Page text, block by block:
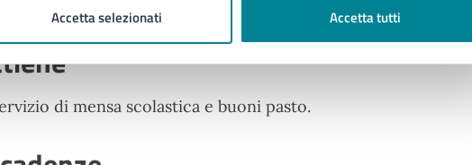
Accetta selezionati Accetta tutti
di mensa scolastica e buoni pasto.